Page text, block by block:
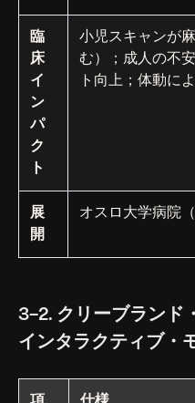
臨
床
イ
ン
パ
ク
ト
小児スキャンが
む）；成人の不
ト向上；体動に
展
開
オスロ大学病院
3-2. クリーブランド
インタラクティブ・